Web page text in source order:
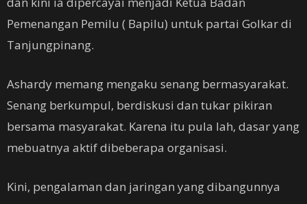
Pemenangan Pemilu ( Bapilu) untuk partai Golkar di
Tanjungpinang.
Ashardy memang mengaku senang bermasyarakat.
Senang berkumpul, berdiskusi dan tukar pikiran
bersama masyarakat. Karena itu pula lah, dasar yang
mebuatnya aktif dibeberapa organisasi.
Kini, pengalaman dan jaringan yang dibangunnya